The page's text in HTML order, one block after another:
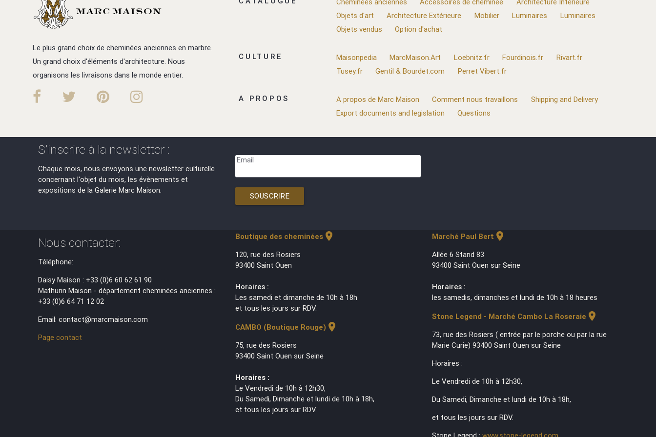
Le plus grand choix de cheminées anciennes en marbre.
Un grand choix d'éléments d'architecture. Nous
organisons les livraisons dans le monde entier.
Objets d'art
Architecture Extérieure Mobilier Luminaires
Luminaires
Objets vendus
Option d'achat
CULTURE Maisonpedia MarcMaison.Art Loebnitz.fr Fourdinois.fr
Rivart.fr
Tusey.fr
Gentil & Bourdet.com Perret Vibert.fr
A PROPOS A propos de Marc Maison Comment nous travaillons
Shipping and Delivery
Export documents and legislation
Questions
S'inscrire à la newsletter :
Chaque mois, nous envoyons une newsletter culturelle
concernant l'objet du mois, les évènements et
expositions de la Galerie Marc Maison.
Email
SOUSCRIRE
Nous contacter:
Téléphone:
Daisy Maison : +33 (0)6 60 62 61 90
Mathurin Maison - département cheminées anciennes :
+33 (0)6 64 71 12 02
Email: contact@marcmaison.com
Page contact
Boutique des cheminéeslocation_on
120, rue des Rosiers
93400 Saint Ouen
Horaires :
Les samedi et dimanche de 10h à 18h
et tous les jours sur RDV.
CAMBO (Boutique Rouge) location_on
75, rue des Rosiers
93400 Saint Ouen sur Seine
Horaires :
Le Vendredi de 10h à 12h30,
Du Samedi, Dimanche et lundi de 10h à 18h,
et tous les jours sur RDV.
Marché Paul Bert location_on
Allée 6 Stand 83
93400 Saint Ouen sur Seine
Horaires :
les samedis, dimanches et lundi de 10h à 18 heures
Stone Legend - Marché Cambo La Roseraie location_on
73, rue des Rosiers ( entrée par le porche ou par la rue
Marie Curie) 93400 Saint Ouen sur Seine
Horaires :
Le Vendredi de 10h à 12h30,
Du Samedi, Dimanche et lundi de 10h à 18h,
et tous les jours sur RDV.